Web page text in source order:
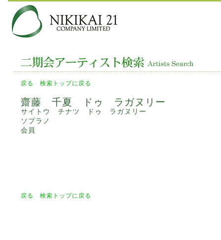
戻る 検索トップに戻る
齋藤 千夏 ドゥ ラガヌリー
サイトウ チナツ ドゥ ラガヌリー
ソプラノ
会員
戻る 検索トップに戻る